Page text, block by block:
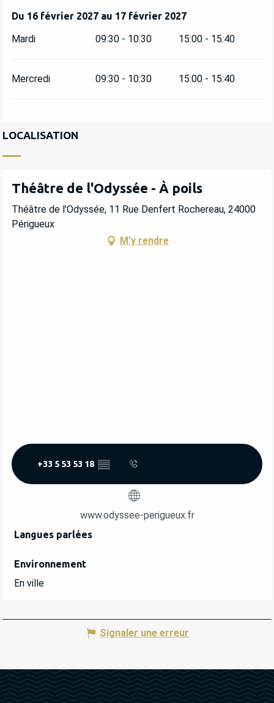
Du 16 février 2027 au 17 février 2027
Du 16 février 2027 au 17 février 2027
Mardi 09:30 - 10:30 15:00 - 15:40
Mercredi 09:30 - 10:30 15:00 - 15:40
LOCALISATION
Théâtre de l'Odyssée - À poils
Théâtre de l'Odyssée, 11 Rue Denfert Rochereau, 24000
Périgueux
M'y rendre
+33 5 53 53 18 ▒▒
www.odyssee-perigueux.fr
Langues parlées
Langues parlées
Environnement
Environnement
En ville
Signaler une erreur